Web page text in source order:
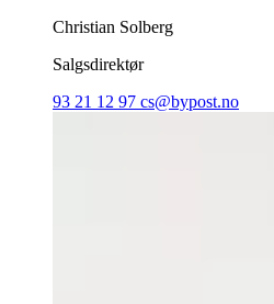
Christian Solberg
Salgsdirektør
93 21 12 97 cs@bypost.no